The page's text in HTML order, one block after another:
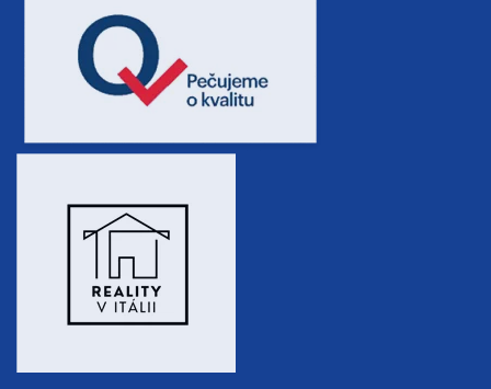
neděle - neděle
17 800 Kč
11.10. - 14.10.26
neděle - středa
7 700 Kč
neděle - pátek
9 600 Kč